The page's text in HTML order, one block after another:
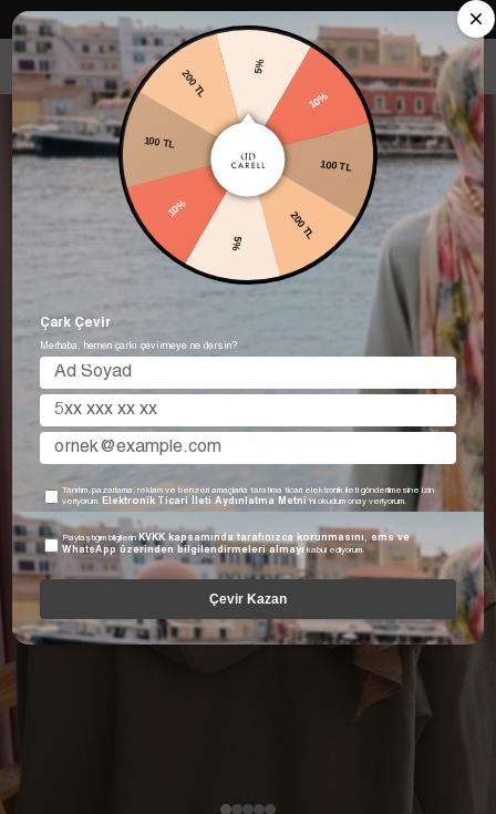
Carell in Roma Koleksiyonu Şimdi Satışta! Hemen keşfet.
5%
10%
100 TL
200 TL
5%
10%
100 TL
200 TL
Çark Çevir
Merhaba, hemen çarkı çevirmeye ne dersin?
Tanıtım, pazarlama, reklam ve benzeri amaçlarla tarafıma ticari elektronik ileti gönderilmesine izin
veriyorum. Elektronik Ticari İleti Aydınlatma Metni 'ni okudum onay veriyorum.
Paylaştığım bilgilerin KVKK kapsamında tarafınızca korunmasını, sms ve
WhatsApp üzerinden bilgilendirmeleri almayı
kabul ediyorum.
Çevir Kazan